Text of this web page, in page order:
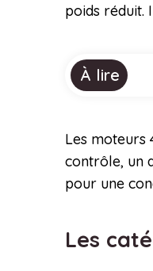
poids réduit.
À lire
Les moteurs
contrôle, un
pour une
Les